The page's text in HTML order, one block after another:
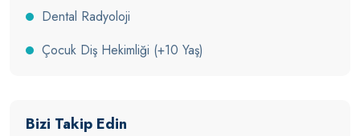
Dental Radyoloji
Çocuk Diş Hekimliği (+10 Yaş)
Bizi Takip Edin